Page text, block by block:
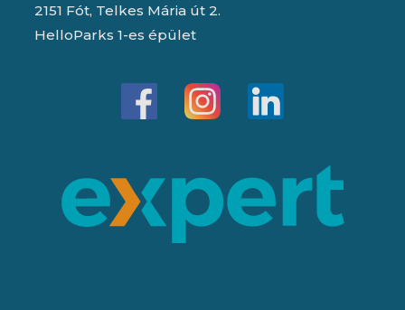
2151 Fót, Telkes Mária út 2.
HelloParks 1-es épület